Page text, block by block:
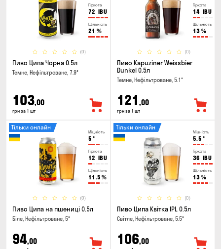
Гіркота
72 IBU
Щільність
21 %
(0)
Пиво Ципа Чорна 0.5л
Темне, Нефільтроване, 7.9°
103,00
грн за 1 шт
Гіркота
14 IBU
Щільність
13 %
(0)
Пиво Kapuziner Weissbier
Dunkel 0.5л
Темне, Нефільтроване, 5.1°
121 ,00
грн за 1 шт
Міцність
5 °
Гіркота
12 IBU
Щільність
11.5 %
(0)
Тільки онлайн
Пиво Ципа на пшениці 0.5л
Біле, Нефільтроване, 5°
94,00
Міцність
5.5 °
Гіркота
36 IBU
Щільність
13 %
(0)
Тільки онлайн
Пиво Ципа Квітка IPL 0.5л
Світле, Нефільтроване, 5.5°
106,00